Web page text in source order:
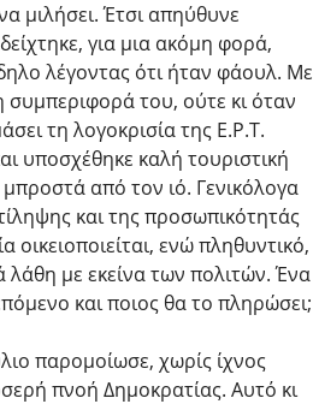
μιλήσει. Έτσι απηύθυνε
για μια ακόμη φορά,
λέγοντας ότι ήταν φάουλ. Με
συμπεριφορά του, ούτε κι όταν
τη λογοκρισία της Ε.Ρ.Τ.
υποσχέθηκε καλή τουριστική
από τον ιό. Γενικόλογα
και της προσωπικότητάς
ενώ πληθυντικό,
λάθη με εκείνα των πολιτών. Ένα
και ποιος θα το πληρώσει;
παρομοίωσε, χωρίς ίχνος
πνοή Δημοκρατίας. Αυτό κι